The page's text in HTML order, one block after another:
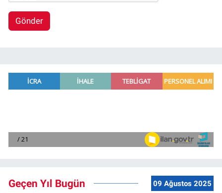
Gönder
Geçen Yıl Bugün 09 Ağustos 2025